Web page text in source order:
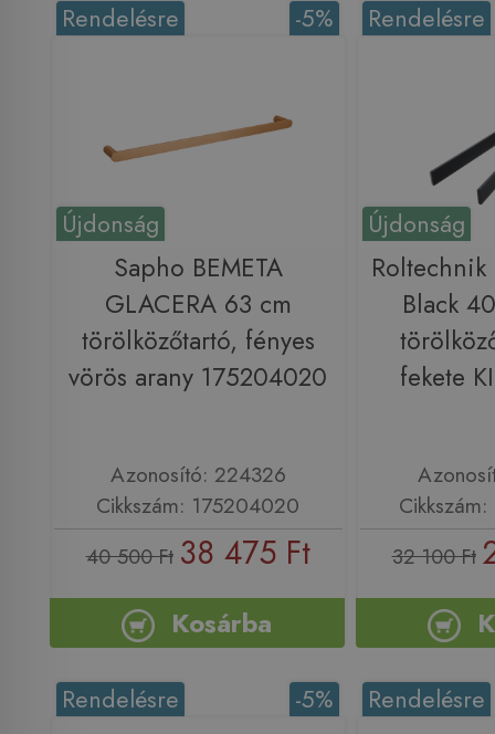
Újdonság
-5%
Rendelésre
Sapho BEMETA
GLACERA 63 cm
törölközőtartó, fényes
vörös arany 175204020
Azonosító: 224326
Cikkszám: 175204020
40 500 Ft 38 475 Ft
Kosárba
Újdonság
Rendelésre
Black
fekete
32 100 Ft
-5%
Rendelésre Rendelésre